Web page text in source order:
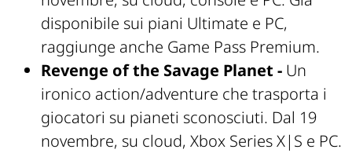
disponibile sui piani Ultimate e PC,
raggiunge anche Game Pass Premium.
Revenge of the Savage Planet - Un
ironico action/adventure che trasporta i
giocatori su pianeti sconosciuti. Dal 19
novembre, su cloud, Xbox Series X|S e PC.